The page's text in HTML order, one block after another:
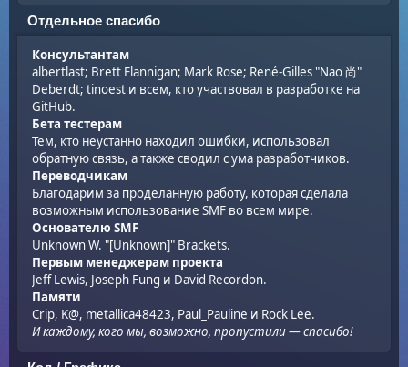
Отдельное спасибо
Консультантам
albertlast; Brett Flannigan; Mark Rose; René-Gilles "Nao 尚"
Deberdt; tinoest и всем, кто участвовал в разработке на
GitHub.
Бета тестерам
Тем, кто неустанно находил ошибки, использовал
обратную связь, а также сводил с ума разработчиков.
Переводчикам
Благодарим за проделанную работу, которая сделала
возможным использование SMF во всем мире.
Основателю SMF
Unknown W. "[Unknown]" Brackets.
Первым менеджерам проекта
Jeff Lewis, Joseph Fung и David Recordon.
Памяти
Crip, K@, metallica48423, Paul_Pauline и Rock Lee.
И каждому, кого мы, возможно, пропустили — спасибо!